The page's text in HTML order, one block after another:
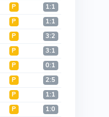
Р 1:1
Р 1:1
Р 3:2
Р 3:1
Р 0:1
Р 2:5
Р 1:1
Р 1:0